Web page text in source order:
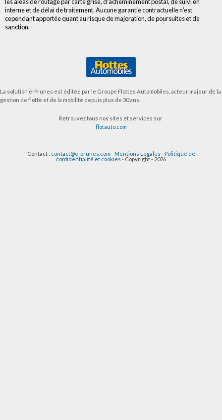
interne et de délai de traitement. Aucune garantie contractuelle n’est
cependant apportée quant au risque de majoration, de poursuites et de
sanction.
La solution e-Prunes est éditée par le Groupe Flottes Automobiles, acteur majeur de la
gestion de flotte et de la mobilité depuis plus de 30 ans.
Retrouvez tous nos sites et services sur
flotauto.com
Contact : contact@e-prunes.com -Mentions Légales -Politique de
confidentialité et cookies - Copyright - 2026